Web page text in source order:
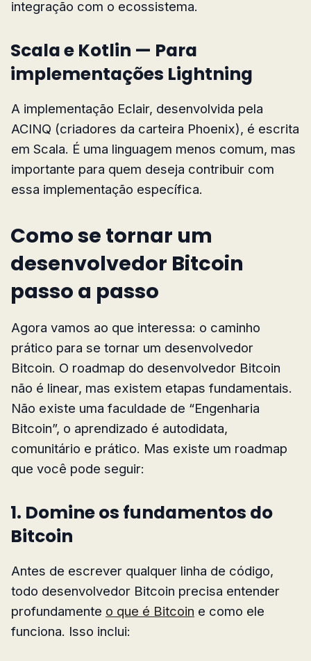
integração com o ecossistema.
Scala e Kotlin — Para
implementações Lightning
A implementação Eclair, desenvolvida pela
ACINQ (criadores da carteira Phoenix), é escrita
em Scala. É uma linguagem menos comum, mas
importante para quem deseja contribuir com
essa implementação específica.
Como se tornar um
desenvolvedor Bitcoin
passo a passo
Agora vamos ao que interessa: o caminho
prático para se tornar um desenvolvedor
Bitcoin. O roadmap do desenvolvedor Bitcoin
não é linear, mas existem etapas fundamentais.
Não existe uma faculdade de “Engenharia
Bitcoin”, o aprendizado é autodidata,
comunitário e prático. Mas existe um roadmap
que você pode seguir:
1. Domine os fundamentos do
Bitcoin
Antes de escrever qualquer linha de código,
todo desenvolvedor Bitcoin precisa entender
profundamente o que é Bitcoin e como ele
funciona. Isso inclui: